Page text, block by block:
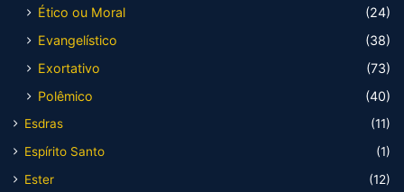
Ético ou Moral
(24)
Evangelístico
(38)
Exortativo
(73)
Polêmico
(40)
Esdras
(11)
Espírito Santo
(1)
Ester
(12)